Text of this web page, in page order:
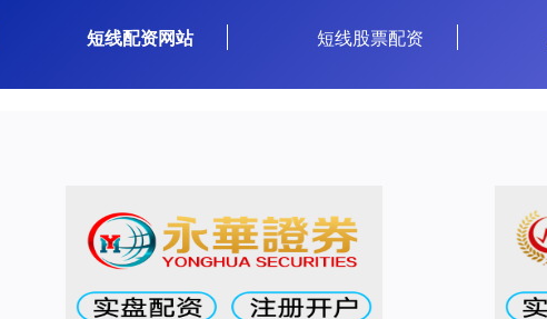
短线配资网站 短线股票配资